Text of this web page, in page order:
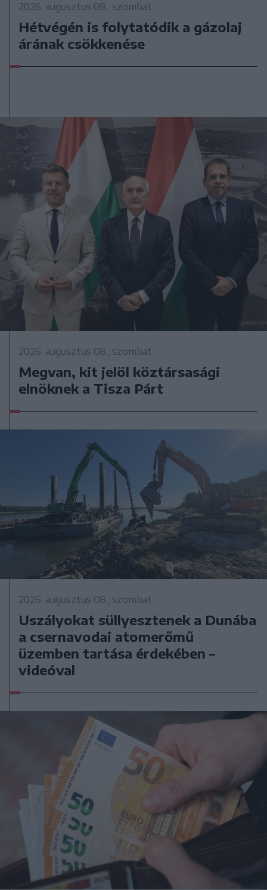
2026. augusztus 08., szombat
Hétvégén is folytatódik a gázolaj
árának csökkenése
2026. augusztus 08., szombat
Megvan, kit jelöl köztársasági
elnöknek a Tisza Párt
2026. augusztus 08., szombat
Uszályokat süllyesztenek a Dunába
a csernavodai atomerőmű
üzemben tartása érdekében –
videóval